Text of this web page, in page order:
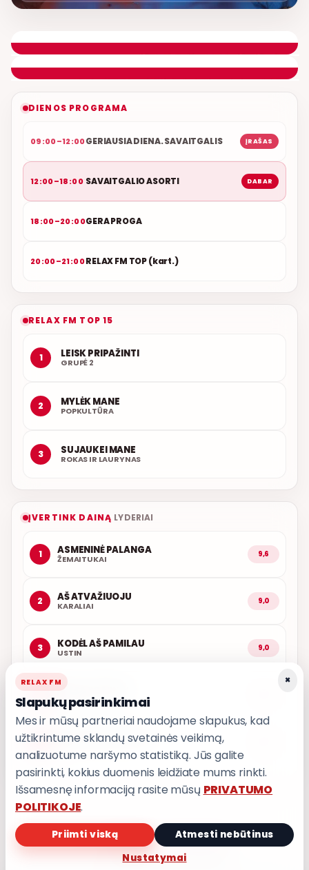
DIENOS PROGRAMA
09:00–12:00GERIAUSIA DIENA. SAVAITGALIS ĮRAŠAS
12:00–18:00 SAVAITGALIO ASORTI DABAR
18:00–20:00GERA PROGA
20:00–21:00RELAX FM TOP (kart.)
RELAX FM TOP 15
1 LEISK PRIPAŽINTI
GRUPĖ 2
2 MYLĖK MANE
POPKULTŪRA
3 SUJAUKEI MANE
ROKAS IR LAURYNAS
ĮVERTINK DAINĄ LYDERIAI
1 ASMENINĖ PALANGA
ŽEMAITUKAI 9,6
2 AŠ ATVAŽIUOJU
KARALIAI 9,0
3 KODĖL AŠ PAMILAU
USTIN 9,0
INARA
5 PASKUBĖK VAŽIUOTI
PRIVATUMO POLITIKA
Privatumo nustatymai
×
RELAX FM
Slapukų pasirinkimai
Mes ir mūsų partneriai naudojame slapukus, kad
užtikrintume sklandų svetainės veikimą,
analizuotume naršymo statistiką. Jūs galite
pasirinkti, kokius duomenis leidžiate mums rinkti.
Išsamesnę informaciją rasite mūsų PRIVATUMO
POLITIKOJE.
Priimti viską
Atmesti nebūtinus
Nustatymai